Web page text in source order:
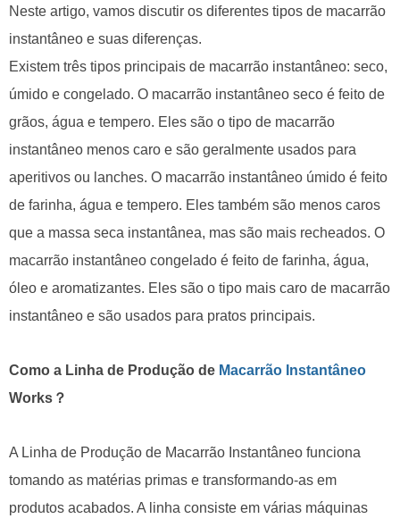
Neste artigo, vamos discutir os diferentes tipos de macarrão
instantâneo e suas diferenças.
Existem três tipos principais de macarrão instantâneo: seco,
úmido e congelado. O macarrão instantâneo seco é feito de
grãos, água e tempero. Eles são o tipo de macarrão
instantâneo menos caro e são geralmente usados para
aperitivos ou lanches. O macarrão instantâneo úmido é feito
de farinha, água e tempero. Eles também são menos caros
que a massa seca instantânea, mas são mais recheados. O
macarrão instantâneo congelado é feito de farinha, água,
óleo e aromatizantes. Eles são o tipo mais caro de macarrão
instantâneo e são usados para pratos principais.
Como a Linha de Produção de Macarrão Instantâneo
Works？
A Linha de Produção de Macarrão Instantâneo funciona
tomando as matérias primas e transformando-as em
produtos acabados. A linha consiste em várias máquinas